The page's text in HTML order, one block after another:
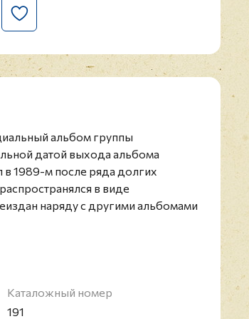
альбом группы
датой выхода альбома
в 1989-м после ряда долгих
в виде
наряду с другими альбомами
года.
этапе представляла из
гаражным влиянием,
к концу 1980-х годов
Каталожный номер
191